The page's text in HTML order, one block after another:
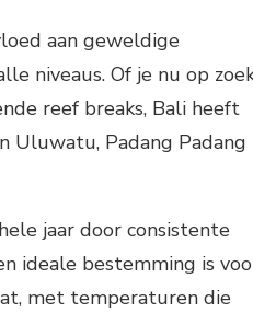
aan geweldige
niveaus. Of je nu op
reef breaks, Bali heeft
Uluwatu, Padang Padang
jaar door consistente
ideale bestemming is
met temperaturen die